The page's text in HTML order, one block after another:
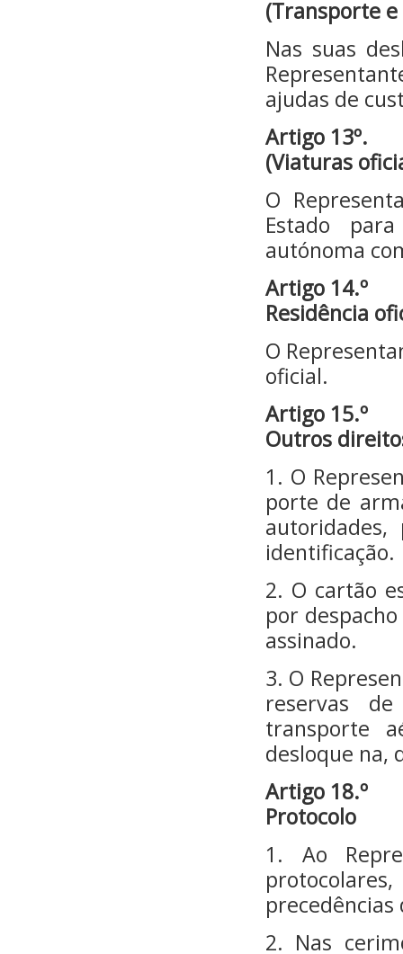
(Transporte
Nas suas
ajudas de
Artigo 13º.
(Viaturas
O
Estado
autónoma
Artigo 14.º
Residência
O
oficial.
Artigo 15.º
Outros
1. O
porte de
identificação.
2. O cartão
por
assinado.
3. O
reservas
transporte
desloque na,
Artigo 18.º
Protocolo
1. Ao
2. Nas